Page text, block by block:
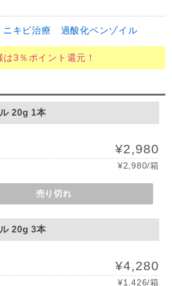
ニキビ治療 過酸化ベンゾイル
は3％ポイント還元！
20g 1本
¥2,980
¥2,980/箱
売り切れ
20g 3本
¥4,280
¥1,426/箱